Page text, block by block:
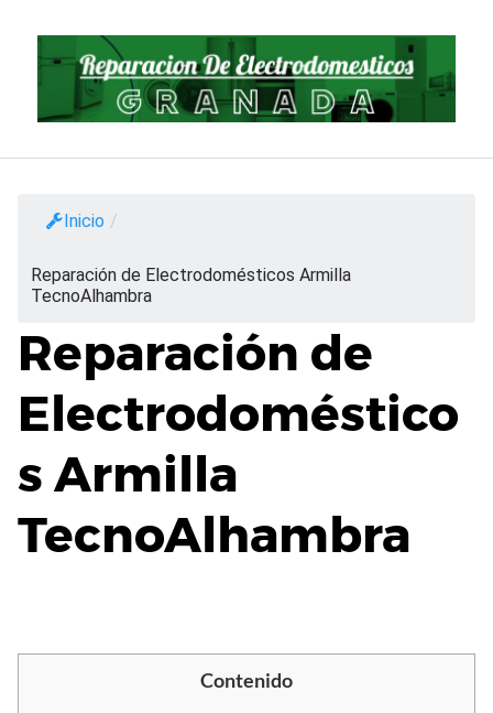
contenido
Inicio /
Reparación de Electrodomésticos Armilla
TecnoAlhambra
Reparación de
Electrodoméstico
s Armilla
TecnoAlhambra
Contenido